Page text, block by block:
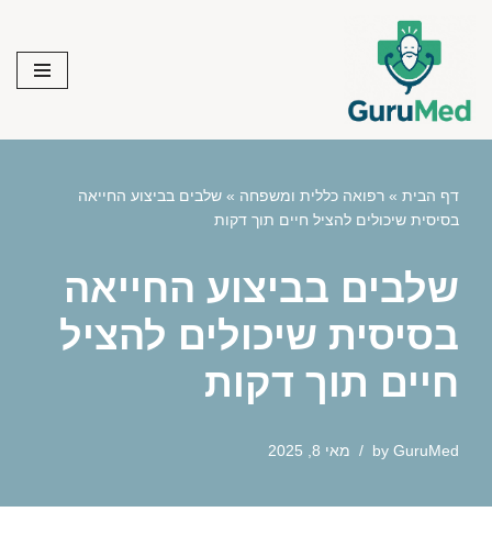
content
דף הבית » רפואה כללית ומשפחה » שלבים בביצוע החייאה
בסיסית שיכולים להציל חיים תוך דקות
שלבים בביצוע החייאה
בסיסית שיכולים להציל
חיים תוך דקות
by GuruMed מאי 8, 2025